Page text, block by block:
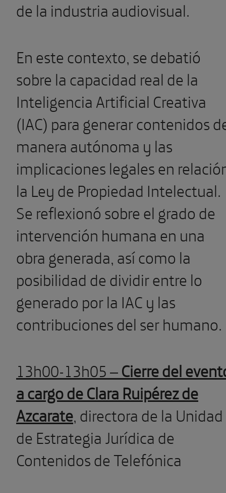
de la industria audiovisual.
En este contexto, se debatió
sobre la capacidad real de la
Inteligencia Artificial Creativa
(IAC) para generar contenidos
manera autónoma y las
implicaciones legales en
la Ley de Propiedad Intelectual.
Se reflexionó sobre el grado de
intervención humana en una
obra generada, así como la
posibilidad de dividir entre lo
generado por la IAC y las
contribuciones del ser humano.
13h00-13h05 –Cierre del
a cargo de Clara Ruipérez de
Azcarate, directora de la Unidad
de Estrategia Jurídica de
Contenidos de Telefónica